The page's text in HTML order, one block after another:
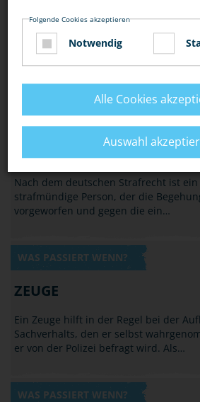
WAS PASSIERT WENN?
BESCHULDIGTER/TÄTER
Nach dem deutschen Strafrecht ist
strafmündige Person, der die
vorgeworfen und gegen die ein…
WAS PASSIERT WENN?
ZEUGE
Ein Zeuge hilft in der Regel bei der
Sachverhalts, den er selbst
er von der Polizei befragt wird. Als…
WAS PASSIERT WENN?
Folgende Cookies akzeptieren
Notwendig
Alle Cookies
Auswahl